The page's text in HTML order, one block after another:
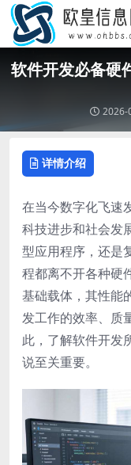
软件开发必备硬
2026-
详情介绍
在当今数字化飞速
科技进步和社会发
型应用程序，还是
程都离不开各种硬
基础载体，其性能
发工作的效率、质
此，了解软件开发
说至关重要。